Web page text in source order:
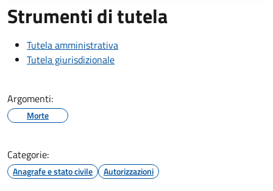
Strumenti di tutela
Tutela amministrativa
Tutela giurisdizionale
Argomenti:
Morte
Categorie:
Anagrafe e stato civile Autorizzazioni